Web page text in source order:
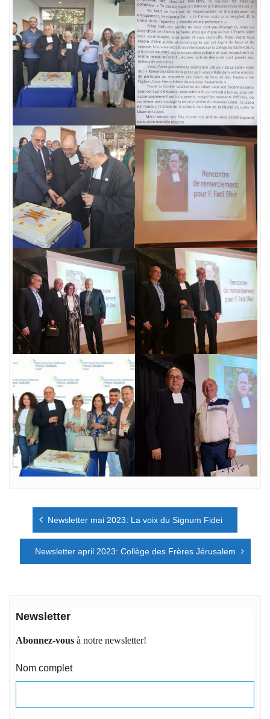
Navigation
l’article
Newsletter mai 2023: La voix du Signum Fidei
Newsletter april 2023: Collège des Frères Jérusalem
Newsletter
Abonnez-vous à notre newsletter!
Nom complet